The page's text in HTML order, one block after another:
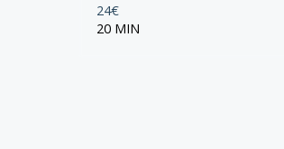
24€
20 MIN